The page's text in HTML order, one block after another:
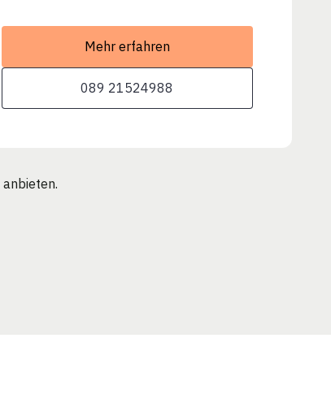
Mehr erfahren
089 21524988
anbieten.